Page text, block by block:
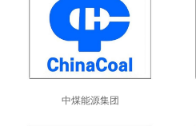
中煤能源集团